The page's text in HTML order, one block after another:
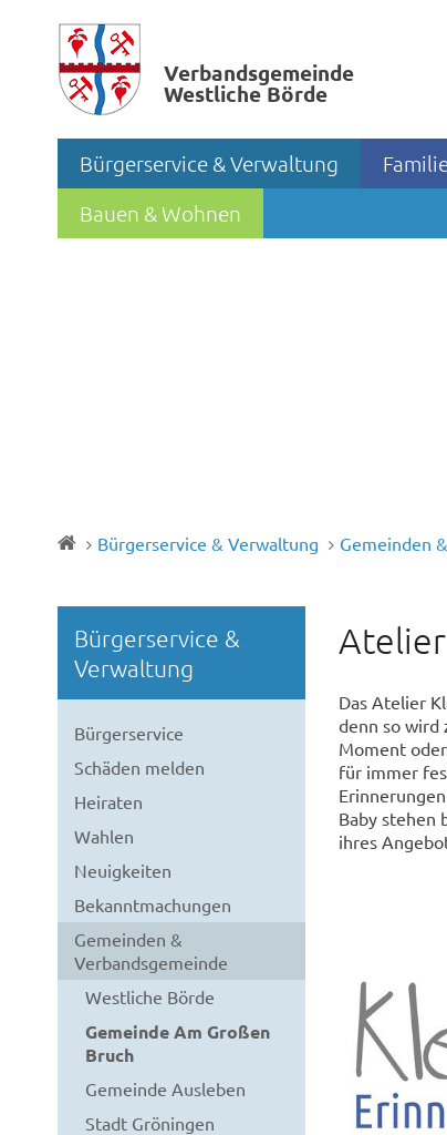
Verbands­gemeinde
Westliche Börde
Bürgerservice & Verwaltung
Bauen & Wohnen
Bürgerservice & Verwaltung Gemeinden
Bürgerservice &
Verwaltung
Bürgerservice
Schäden melden
Heiraten
Wahlen
Neuigkeiten
Bekanntmachungen
Gemeinden &
Verbandsgemeinde
Westliche Börde
Gemeinde Am Großen
Bruch
Gemeinde Ausleben
Stadt Gröningen
Das Atelier
denn so wird
Moment
für immer
Baby stehen
ihres